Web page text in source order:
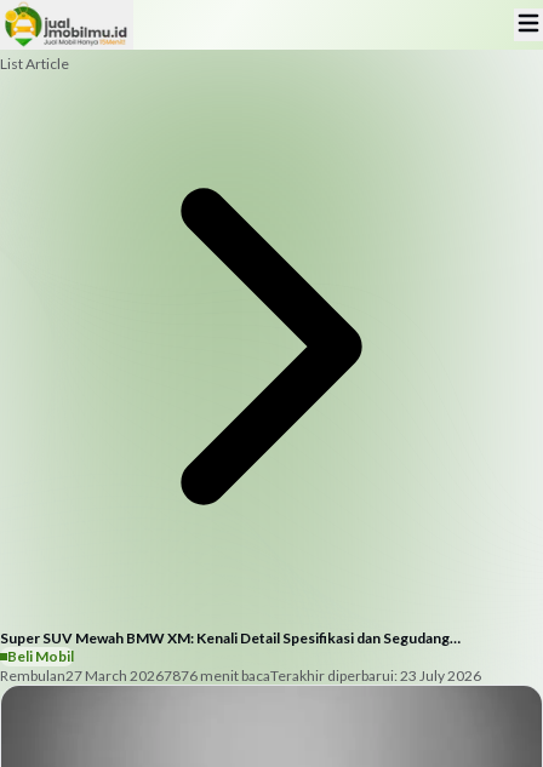
List Article
Super SUV Mewah BMW XM: Kenali Detail Spesifikasi dan Segudang
Keunggulannya di Sini!
Beli Mobil
Rembulan27 March 20267876 menit bacaTerakhir diperbarui: 23 July 2026